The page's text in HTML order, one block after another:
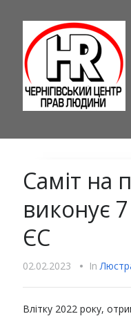
Саміт на
виконує
ЄС
02.02.2023 • In
Влітку 2022 року,